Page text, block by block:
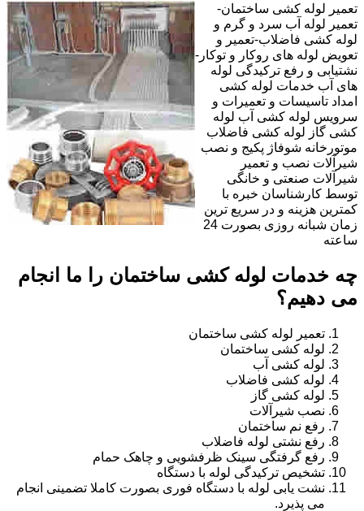
تعمیر لوله کشی ساختمان-
تعمیر لوله آب سرد و گرم و
لوله کشی فاضلاب-تعمیر و
تعویض لوله های روکار و توکار-
نشتیابی و رفع ترکیدگی لوله
های آب خدمات لوله کشی
امداد تاسیسات و تعمیرات و
سرویس لوله کشی آب لوله
کشی گاز لوله کشی فاضلاب
موتورخانه شوفاژ پکیج و نصب
شیرآلات نصب و تعمیر
شیرآلات صنعتی و خانگی
توسط کارشناسان خبره با
کمترین هزینه و در سریع ترین
زمان شبانه روزی بصورت 24
ساعته
چه خدمات لوله کشی ساختمان را ما انجام
می دهیم؟
تعمیر لوله کشی ساختمان
لوله کشی ساختمان
لوله کشی آب
لوله کشی فاضلاب
لوله کشی گاز
نصب شیرآلات
رفع نم ساختمان
رفع نشتی لوله فاضلاب
رفع گرفتگی سینک ظرفشویی و چاهک حمام
تشخیص ترکیدگی لوله با دستگاه
نشت یابی لوله با دستگاه فوری بصورت کاملا تضمینی انجام
می پذیرد.